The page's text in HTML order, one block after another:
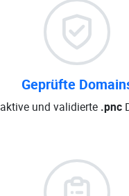
Geprüfte
aktive und validierte .pnc